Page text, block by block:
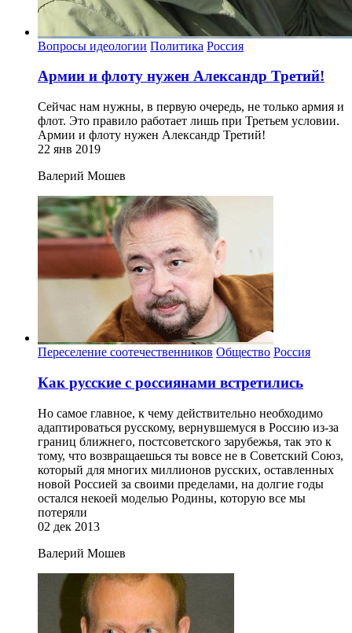
Вопросы идеологии Политика Россия
Армии и флоту нужен Александр Третий!
Сейчас нам нужны, в первую очередь, не только армия и
флот. Это правило работает лишь при Третьем условии.
Армии и флоту нужен Александр Третий!
22 янв 2019
Валерий Мошев
Переселение соотечественников Общество Россия
Как русские с россиянами встретились
Но самое главное, к чему действительно необходимо
адаптироваться русскому, вернувшемуся в Россию из-за
границ ближнего, постсоветского зарубежья, так это к
тому, что возвращаешься ты вовсе не в Советский Союз,
который для многих миллионов русских, оставленных
новой Россией за своими пределами, на долгие годы
остался некоей моделью Родины, которую все мы
потеряли
02 дек 2013
Валерий Мошев